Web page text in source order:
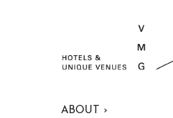
ABOUT ›